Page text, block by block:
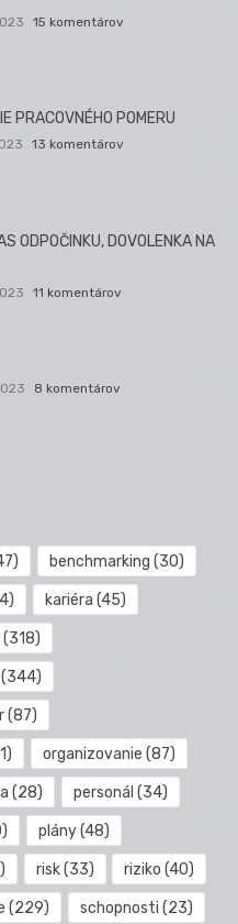
15 komentárov
PRACOVNÉHO POMERU
13 komentárov
ODPOČINKU, DOVOLENKA NA
11 komentárov
8 komentárov
benchmarking (30)
kariéra (45)
(318)
(344)
(87)
organizovanie (87)
(28) personál (34)
plány(48)
risk(33) riziko (40)
(229) schopnosti (23)